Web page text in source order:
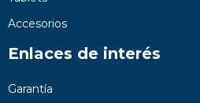
Accesorios
Enlaces de interés
Garantía